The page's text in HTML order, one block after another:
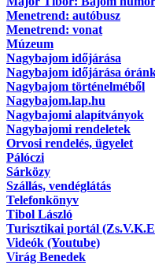
Menetrend: autóbusz
Menetrend: vonat
Múzeum
Nagybajom időjárása
Nagybajom időjárása
Nagybajom történelméből
Nagybajom.lap.hu
Nagybajomi alapítványok
Nagybajomi rendeletek
Orvosi rendelés, ügyelet
Pálóczi
Sárközy
Szállás, vendéglátás
Telefonkönyv
Tibol László
Turisztikai portál
Videók (Youtube)
Virág Benedek